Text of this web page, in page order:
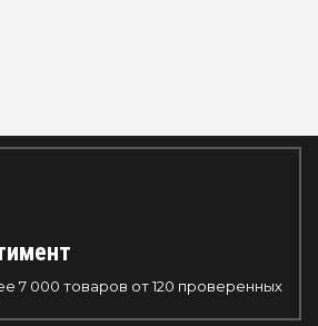
7 000 товаров от 120 проверенных